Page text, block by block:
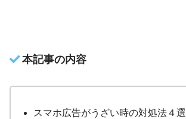
本記事の内容
スマホ広告がうざい時の対処法４選